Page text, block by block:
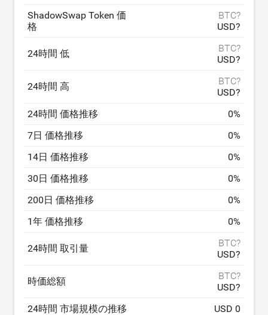
ShadowSwap Token 価
格
BTC?
USD?
24時間 低
BTC?
USD?
24時間 高
BTC?
USD?
24時間 価格推移
0%
7日 価格推移
0%
14日 価格推移
0%
30日 価格推移
0%
200日 価格推移
0%
1年 価格推移
0%
24時間 取引量
BTC?
USD?
時価総額
BTC?
USD?
24時間 市場規模の推移
USD 0